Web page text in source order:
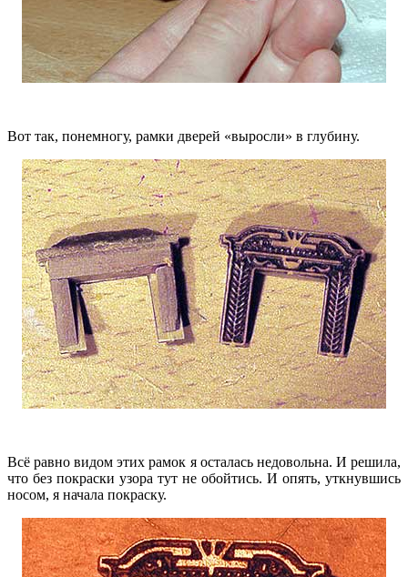
Вот так, понемногу, рамки дверей «выросли» в глубину.
Всё равно видом этих рамок я осталась недовольна. И решила,
что без покраски узора тут не обойтись. И опять, уткнувшись
носом, я начала покраску.